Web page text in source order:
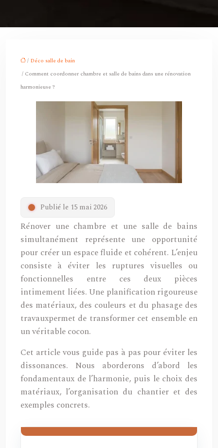
/ Déco salle de bain
/ Comment coordonner chambre et salle de bains dans une rénovation
harmonieuse ?
Publié le 15 mai 2026
Rénover une chambre et une salle de bains
simultanément représente une opportunité
pour créer un espace fluide et cohérent. L’enjeu
consiste à éviter les ruptures visuelles ou
fonctionnelles entre ces deux pièces
intimement liées. Une planification rigoureuse
des matériaux, des couleurs et du phasage des
travauxpermet de transformer cet ensemble en
un véritable cocon.
Cet article vous guide pas à pas pour éviter les
dissonances. Nous aborderons d’abord les
fondamentaux de l’harmonie, puis le choix des
matériaux, l’organisation du chantier et des
exemples concrets.